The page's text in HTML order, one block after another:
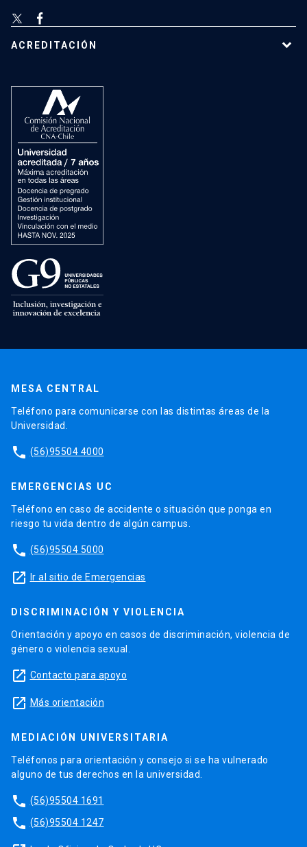
ACREDITACIÓN
MESA CENTRAL
Teléfono para comunicarse con las distintas áreas de la
Universidad.
phone (56)95504 4000
EMERGENCIAS UC
Teléfono en caso de accidente o situación que ponga en
riesgo tu vida dentro de algún campus.
phone (56)95504 5000
launch Ir al sitio de Emergencias
DISCRIMINACIÓN Y VIOLENCIA
Orientación y apoyo en casos de discriminación, violencia de
género o violencia sexual.
launch Contacto para apoyo
launch Más orientación
MEDIACIÓN UNIVERSITARIA
Teléfonos para orientación y consejo si se ha vulnerado
alguno de tus derechos en la universidad.
phone (56)95504 1691
phone (56)95504 1247